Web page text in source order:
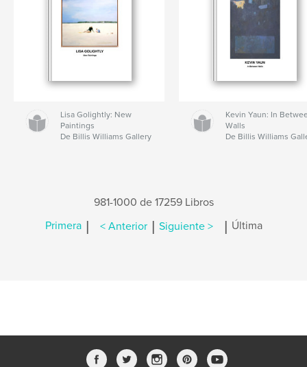
Lisa Golightly: New
Paintings
De Billis Williams Gallery
Kevin Yaun: In
Walls
De Billis Williams
981-1000 de 17259 Libros
Primera | < Anterior | Siguiente > | Última